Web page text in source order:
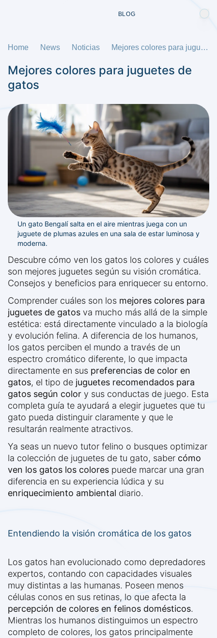
BLOG
Home News Noticias Mejores colores para juguetes de gatos
Mejores colores para juguetes de
gatos
Un gato Bengalí salta en el aire mientras juega con un
juguete de plumas azules en una sala de estar luminosa y
moderna.
Descubre cómo ven los gatos los colores y cuáles
son mejores juguetes según su visión cromática.
Consejos y beneficios para enriquecer su entorno.
Comprender cuáles son los mejores colores para
juguetes de gatos va mucho más allá de la simple
estética: está directamente vinculado a la biología
y evolución felina. A diferencia de los humanos,
los gatos perciben el mundo a través de un
espectro cromático diferente, lo que impacta
directamente en sus preferencias de color en
gatos, el tipo de juguetes recomendados para
gatos según color y sus conductas de juego. Esta
completa guía te ayudará a elegir juguetes que tu
gato pueda distinguir claramente y que le
resultarán realmente atractivos.
Ya seas un nuevo tutor felino o busques optimizar
la colección de juguetes de tu gato, saber cómo
ven los gatos los colores puede marcar una gran
diferencia en su experiencia lúdica y su
enriquecimiento ambiental diario.
Entendiendo la visión cromática de los gatos
Los gatos han evolucionado como depredadores
expertos, contando con capacidades visuales
muy distintas a las humanas. Poseen menos
células conos en sus retinas, lo que afecta la
percepción de colores en felinos domésticos.
Mientras los humanos distinguimos un espectro
completo de colores, los gatos principalmente